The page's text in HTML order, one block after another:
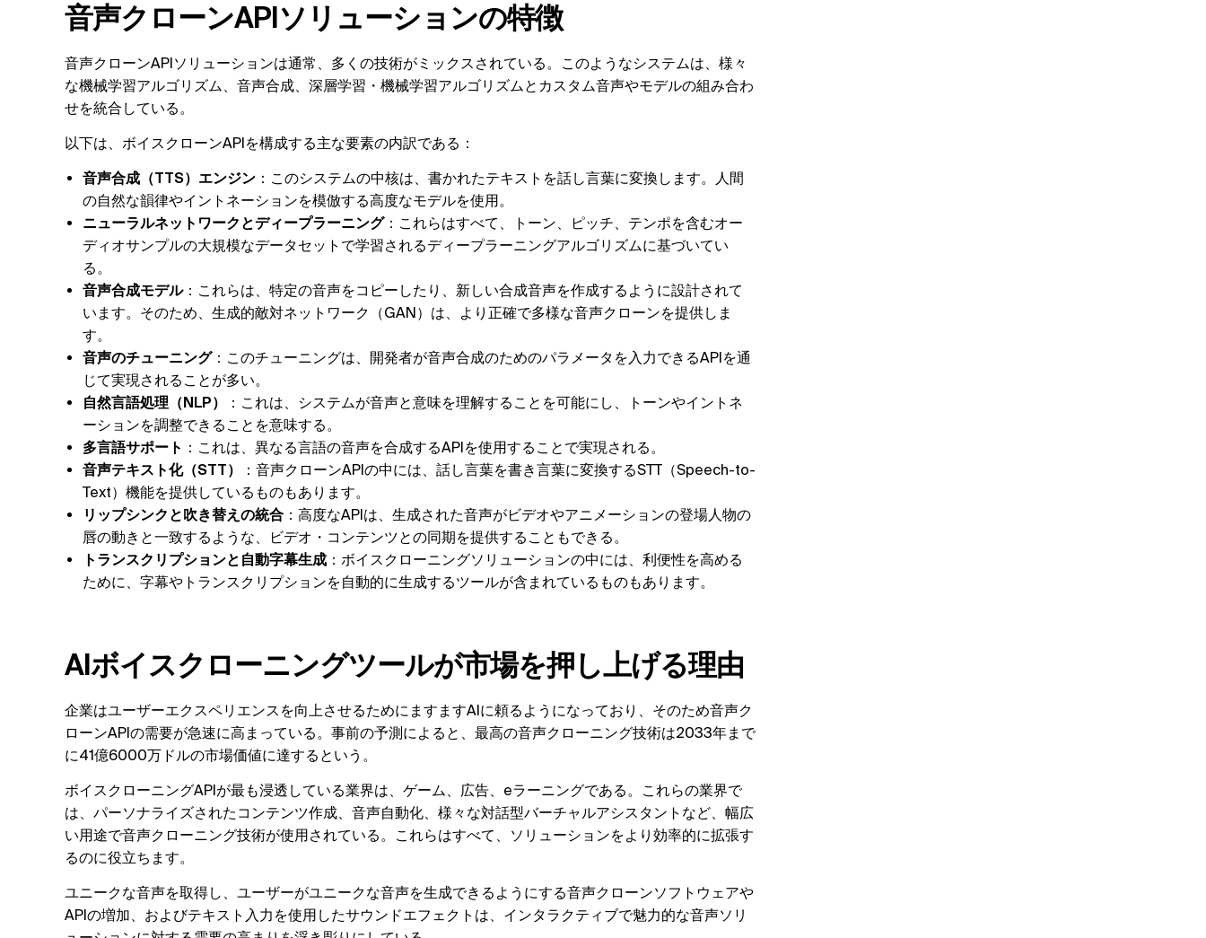
音声クローンAPIソリューションの特徴
音声クローンAPIソリューションは通常、多くの技術がミックスされている。このようなシステムは、様々
な機械学習アルゴリズム、音声合成、深層学習・機械学習アルゴリズムとカスタム音声やモデルの組み合わ
せを統合している。
以下は、ボイスクローンAPIを構成する主な要素の内訳である：
音声合成（TTS）エンジン ：このシステムの中核は、書かれたテキストを話し言葉に変換します。人間
の自然な韻律やイントネーションを模倣する高度なモデルを使用。
ニューラルネットワークとディープラーニング：これらはすべて、トーン、ピッチ、テンポを含むオー
ディオサンプルの大規模なデータセットで学習されるディープラーニングアルゴリズムに基づいてい
る。
音声合成モデル：これらは、特定の音声をコピーしたり、新しい合成音声を作成するように設計されて
います。そのため、生成的敵対ネットワーク（GAN）は、より正確で多様な音声クローンを提供しま
す。
音声のチューニング：このチューニングは、開発者が音声合成のためのパラメータを入力できるAPIを通
じて実現されることが多い。
自然言語処理（NLP）
：これは、システムが音声と意味を理解することを可能にし、トーンやイントネ
ーションを調整できることを意味する。
多言語サポート ：これは、異なる言語の音声を合成するAPIを使用することで実現される。
音声テキスト化（STT）
：音声クローンAPIの中には、話し言葉を書き言葉に変換するSTT（Speech-to-
Text）機能を提供しているものもあります。
リップシンクと吹き替えの統合 ：高度なAPIは、生成された音声がビデオやアニメーションの登場人物の
唇の動きと一致するような、ビデオ・コンテンツとの同期を提供することもできる。
トランスクリプションと自動字幕生成 ：ボイスクローニングソリューションの中には、利便性を高める
ために、字幕やトランスクリプションを自動的に生成するツールが含まれているものもあります。
AIボイスクローニングツールが市場を押し上げる理由
企業はユーザーエクスペリエンスを向上させるためにますますAIに頼るようになっており、そのため音声ク
ローンAPIの需要が急速に高まっている。事前の予測によると、最高の音声クローニング技術は2033年まで
に41億6000万ドルの市場価値に達するという。
ボイスクローニングAPIが最も浸透している業界は、ゲーム、広告、eラーニングである。これらの業界で
は、パーソナライズされたコンテンツ作成、音声自動化、様々な対話型バーチャルアシスタントなど、幅広
い用途で音声クローニング技術が使用されている。これらはすべて、ソリューションをより効率的に拡張す
るのに役立ちます。
ユニークな音声を取得し、ユーザーがユニークな音声を生成できるようにする音声クローンソフトウェアや
APIの増加、およびテキスト入力を使用したサウンドエフェクトは、インタラクティブで魅力的な音声ソリ